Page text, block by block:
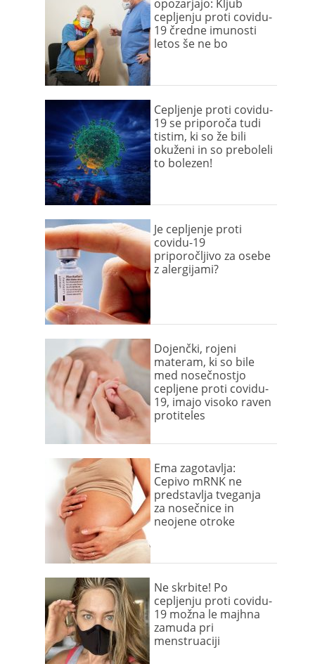
opozarjajo: Kljub
cepljenju proti covidu-
19 čredne imunosti
letos še ne bo
Cepljenje proti covidu-
19 se priporoča tudi
tistim, ki so že bili
okuženi in so preboleli
to bolezen!
Je cepljenje proti
covidu-19
priporočljivo za osebe
z alergijami?
Dojenčki, rojeni
materam, ki so bile
med nosečnostjo
cepljene proti covidu-
19, imajo visoko raven
protiteles
Ema zagotavlja:
Cepivo mRNK ne
predstavlja tveganja
za nosečnice in
neojene otroke
Ne skrbite! Po
cepljenju proti covidu-
19 možna le majhna
zamuda pri
menstruaciji